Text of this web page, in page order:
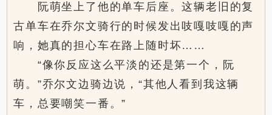
阮萌坐上了他的单车后座。这辆老旧的复
古单车在乔尔文骑行的时候发出吱嘎吱嘎的声
响，她真的担心车在路上随时坏……
“像你反应这么平淡的还是第一个，阮
萌。”乔尔文边骑边说，“其他人看到我这辆
车，总要嘲笑一番。”